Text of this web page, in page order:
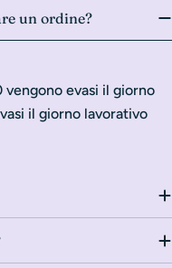
un ordine?
evasi il giorno
il giorno lavorativo